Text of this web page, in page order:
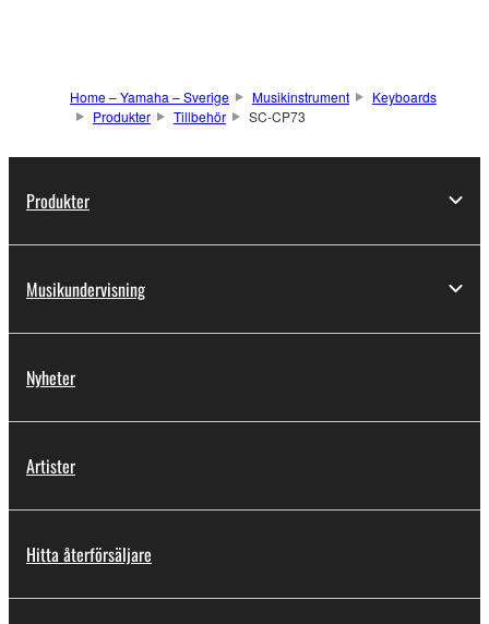
Home – Yamaha – Sverige Musikinstrument
Keyboards
Produkter
Tillbehör SC-CP73
Produkter
Musikundervisning
Nyheter
Artister
Hitta återförsäljare